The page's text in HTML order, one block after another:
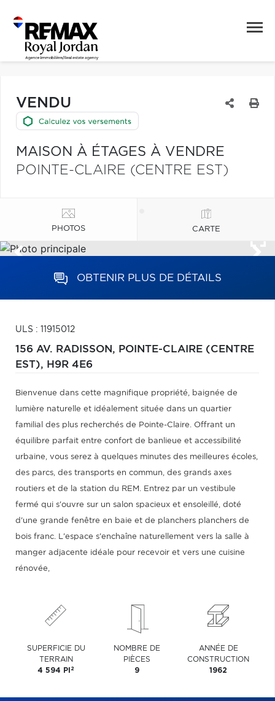
VENDU
MAISON À ÉTAGES À VENDRE
POINTE-CLAIRE (CENTRE EST)
PHOTOS CARTE
OBTENIR PLUS DE DÉTAILS
ULS : 11915012
156 AV. RADISSON, POINTE-CLAIRE (CENTRE
EST), H9R 4E6
Bienvenue dans cette magnifique propriété, baignée de
lumière naturelle et idéalement située dans un quartier
familial des plus recherchés de Pointe-Claire. Offrant un
équilibre parfait entre confort de banlieue et accessibilité
urbaine, vous serez à quelques minutes des meilleures écoles,
des parcs, des transports en commun, des grands axes
routiers et de la station du REM. Entrez par un vestibule
fermé qui s'ouvre sur un salon spacieux et ensoleillé, doté
d'une grande fenêtre en baie et de planchers planchers de
bois franc. L'espace s'enchaîne naturellement vers la salle à
manger adjacente idéale pour recevoir et vers une cuisine
rénovée,
SUPERFICIE DU
TERRAIN
4 594 PI 2
NOMBRE DE
PIÈCES
9
ANNÉE DE
CONSTRUCTION
1962